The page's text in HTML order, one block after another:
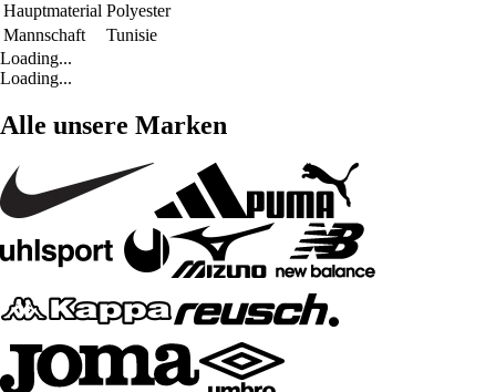
Hauptmaterial Polyester
Mannschaft
Tunisie
Loading...
Loading...
Alle unsere Marken